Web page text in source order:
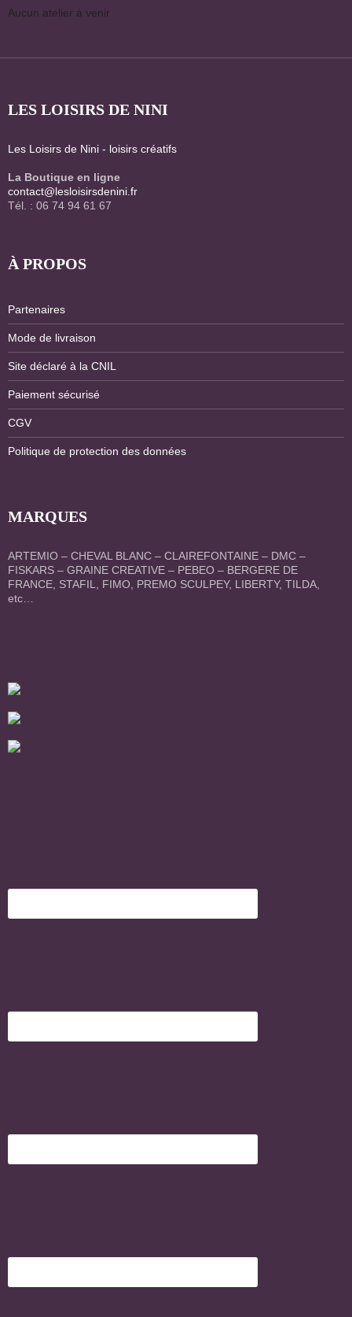
Aucun atelier à venir
LES LOISIRS DE NINI
Les Loisirs de Nini - loisirs créatifs
La Boutique en ligne
contact@lesloisirsdenini.fr
Tél. : 06 74 94 61 67
À PROPOS
Partenaires
Mode de livraison
Site déclaré à la CNIL
Paiement sécurisé
CGV
Politique de protection des données
MARQUES
ARTEMIO – CHEVAL BLANC – CLAIREFONTAINE – DMC –
FISKARS – GRAINE CREATIVE – PEBEO – BERGERE DE
FRANCE, STAFIL, FIMO, PREMO SCULPEY, LIBERTY, TILDA,
etc…